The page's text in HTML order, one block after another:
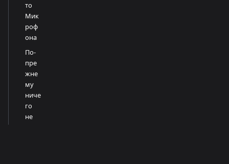
то
Мик
роф
она
По-
пре
жне
му
ниче
го
не